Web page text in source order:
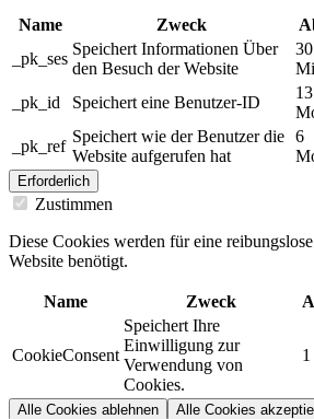
Name Zweck
_pk_ses
Speichert Informationen Über
den Besuch der Website
30
_pk_id Speichert eine Benutzer-ID
13
_pk_ref
Speichert wie der Benutzer die
Website aufgerufen hat
6
Erforderlich
Zustimmen
Diese Cookies werden für eine
Website benötigt.
Name Zweck
CookieConsent
Speichert Ihre
Einwilligung zur
Verwendung von
Cookies.
1
Alle Cookies ablehnen Alle Cookies